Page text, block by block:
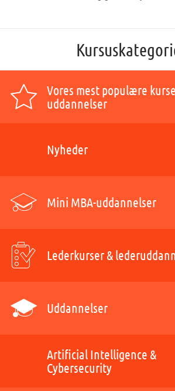
Vores mest populære
uddannelser
Nyheder
Mini MBA-uddannelser
Lederkurser &
Uddannelser
Artificial Intelligence &
Cybersecurity